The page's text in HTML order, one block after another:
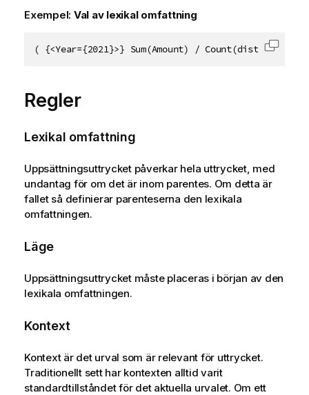
Exempel: Val av lexikal omfattning
( {<Year={2021}>} Sum(Amount) / Count(distinct
Regler
Lexikal omfattning
Uppsättningsuttrycket påverkar hela uttrycket, med
undantag för om det är inom parentes. Om detta är
fallet så definierar parenteserna den lexikala
omfattningen.
Läge
Uppsättningsuttrycket måste placeras i början av den
lexikala omfattningen.
Kontext
Kontext är det urval som är relevant för uttrycket.
Traditionellt sett har kontexten alltid varit
standardtillståndet för det aktuella urvalet. Om ett